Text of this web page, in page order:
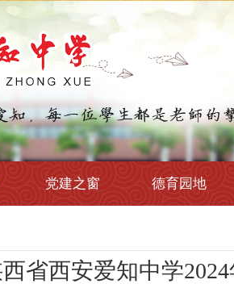
党建之窗 德育园地
西省西安爱知中学